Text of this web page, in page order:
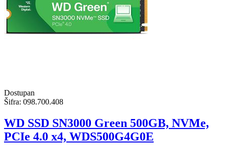
Dostupan
Šifra: 098.700.408
WD SSD SN3000 Green 500GB, NVMe,
PCIe 4.0 x4, WDS500G4G0E